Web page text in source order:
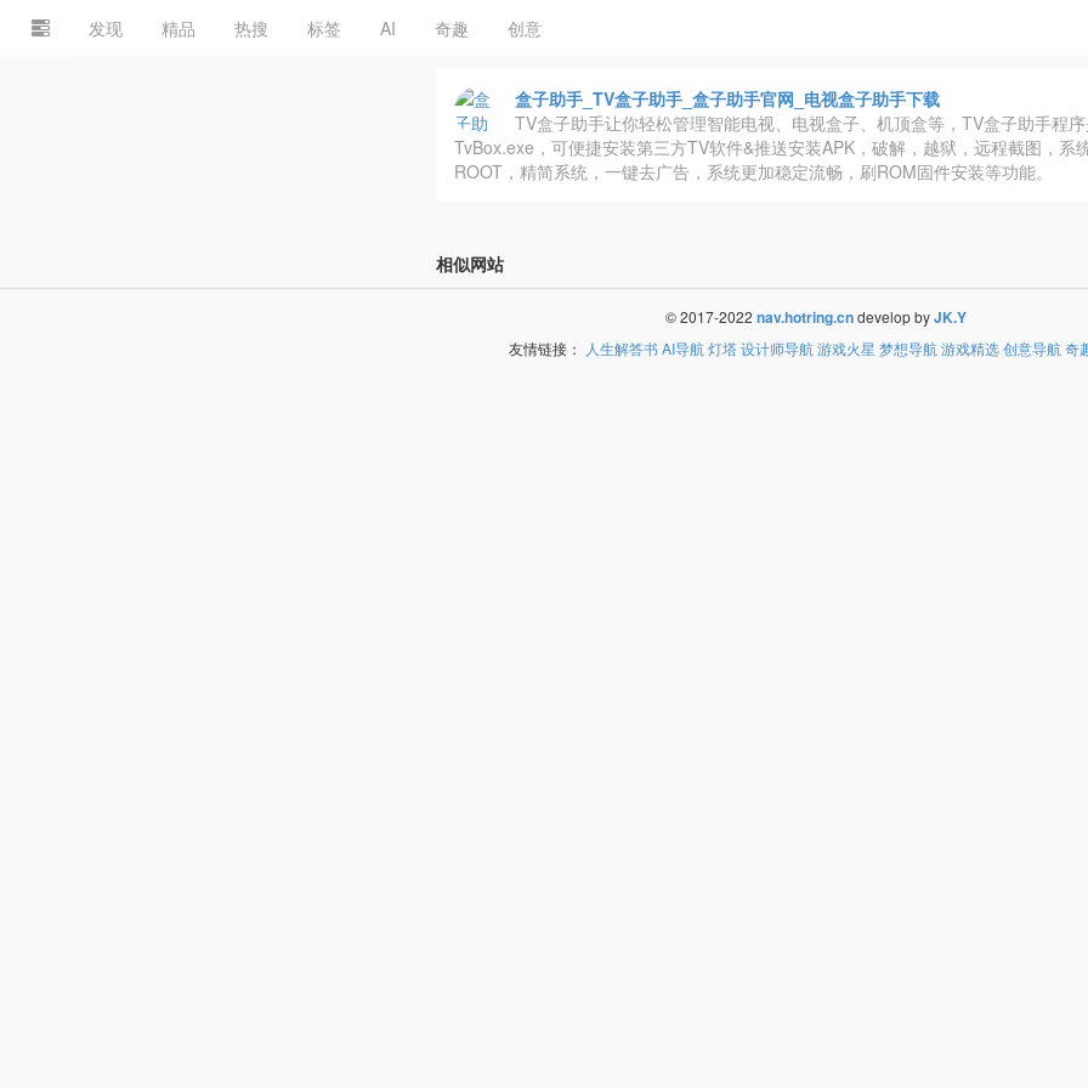
发现 精品 热搜 标签 AI 奇趣 创意
盒子助手_TV盒子助手_盒子助手官网_电视盒子助手下载
TV盒子助手让你轻松管理智能电视、电视盒子、机顶盒等，TV盒子助手程
TvBox.exe，可便捷安装第三方TV软件&推送安装APK，破解，越狱，远程截图，系
ROOT，精简系统，一键去广告，系统更加稳定流畅，刷ROM固件安装等功能。
相似网站
© 2017-2022 nav.hotring.cndevelop byJK.Y
友情链接： 人生解答书AI导航灯塔设计师导航游戏火星 梦想导航游戏精选创意导航奇